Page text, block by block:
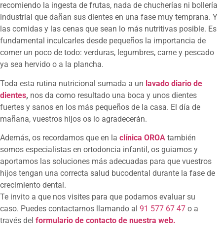
recomiendo la ingesta de frutas, nada de chucherías ni bollería
industrial que dañan sus dientes en una fase muy temprana. Y
las comidas y las cenas que sean lo más nutritivas posible. Es
fundamental inculcarles desde pequeños la importancia de
comer un poco de todo: verduras, legumbres, carne y pescado
ya sea hervido o a la plancha.
Toda esta rutina nutricional sumada a un lavado diario de
dientes, nos da como resultado una boca y unos dientes
fuertes y sanos en los más pequeños de la casa. El día de
mañana, vuestros hijos os lo agradecerán.
Además, os recordamos que en la clínica OROA también
somos especialistas en ortodoncia infantil, os guiamos y
aportamos las soluciones más adecuadas para que vuestros
hijos tengan una correcta salud bucodental durante la fase de
crecimiento dental.
Te invito a que nos visites para que podamos evaluar su
caso. Puedes contactarnos llamando al 91 577 67 47 o a
través del formulario de contacto de nuestra web.